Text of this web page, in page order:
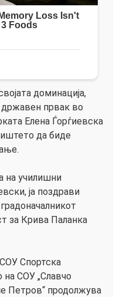
доминација,
државен првак во
Елена Ѓорѓиевска
да биде
на училишни
ја поздрави
за Крива Паланка
Спортска
на СОУ „Славчо
Петров“ продолжува